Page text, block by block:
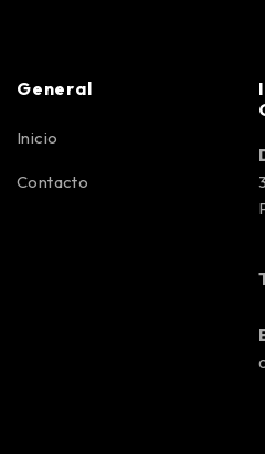
General
Inicio
Contacto